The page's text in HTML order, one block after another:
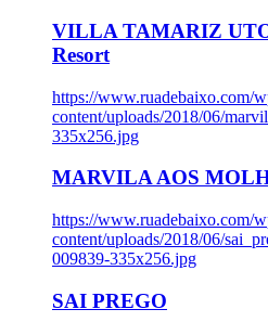
VILLA TAMARIZ
Resort
https://www.ruadebaixo.com/
content/uploads/2018/06/
335x256.jpg
MARVILA AOS
https://www.ruadebaixo.com/
content/uploads/2018/06/
009839-335x256.jpg
SAI PREGO